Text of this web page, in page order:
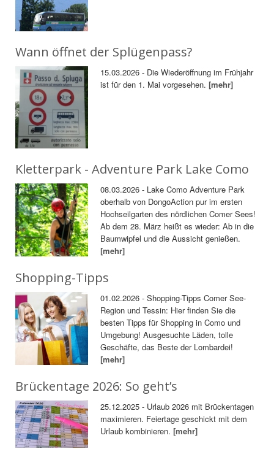
Wann öffnet der Splügenpass?
15.03.2026 - Die Wiederöffnung im Frühjahr
ist für den 1. Mai vorgesehen.[mehr]
Kletterpark - Adventure Park Lake Como
08.03.2026 - Lake Como Adventure Park
oberhalb von DongoAction pur im ersten
Hochseilgarten des nördlichen Comer Sees!
Ab dem 28. März heißt es wieder: Ab in die
Baumwipfel und die Aussicht genießen.
[mehr]
Shopping-Tipps
01.02.2026 - Shopping-Tipps Comer See-
Region und Tessin: Hier finden Sie die
besten Tipps für Shopping in Como und
Umgebung! Ausgesuchte Läden, tolle
Geschäfte, das Beste der Lombardei!
[mehr]
Brückentage 2026: So geht’s
25.12.2025 - Urlaub 2026 mit Brückentagen
maximieren. Feiertage geschickt mit dem
Urlaub kombinieren.[mehr]